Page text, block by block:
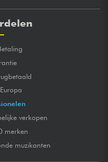
verkopen
merken
muzikanten